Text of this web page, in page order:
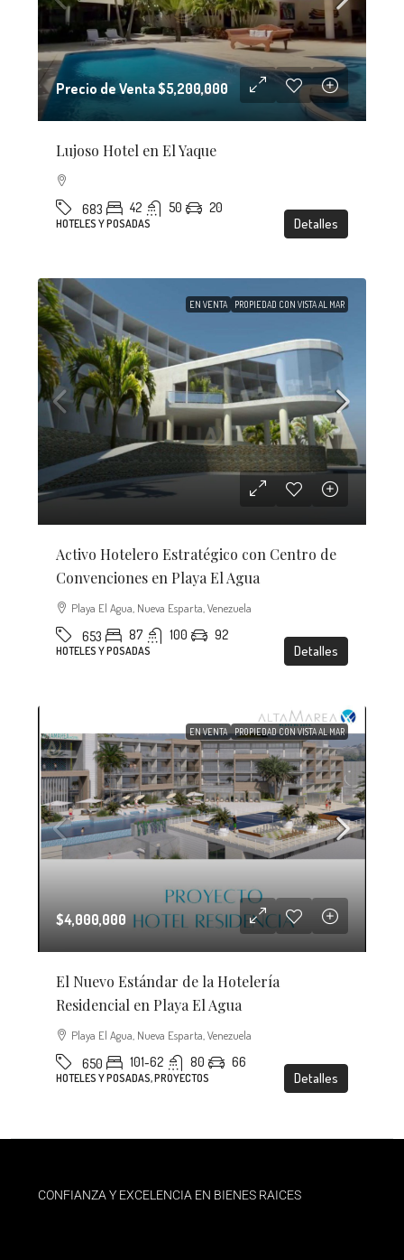
Precio de Venta$5,200,000
Lujoso Hotel en El Yaque
683 42 50 20
HOTELES Y POSADAS Detalles
EN VENTA PROPIEDAD CON VISTA AL MAR
Activo Hotelero Estratégico con Centro de
Convenciones en Playa El Agua
Playa El Agua, Nueva Esparta, Venezuela
653 87 100 92
HOTELES Y POSADAS Detalles
EN VENTA PROPIEDAD CON VISTA AL MAR
$4,000,000
El Nuevo Estándar de la Hotelería
Residencial en Playa El Agua
Playa El Agua, Nueva Esparta, Venezuela
650 101-62 80 66
HOTELES Y POSADAS, PROYECTOS Detalles
CONFIANZA Y EXCELENCIA EN BIENES RAICES